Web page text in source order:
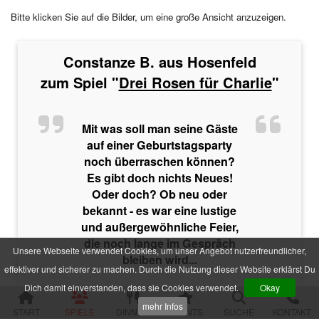
Unsere Webseite verwendet Cookies, um unser Angebot nutzerfreundlicher,
effektiver und sicherer zu machen. Durch die Nutzung dieser Website erklärst Du
Dich damit einverstanden, dass sie Cookies verwendet.
Okay
mehr Infos
START SPIELE DINNER EVENTS SUCHE KONTAKT
Die zweifelhafte Welt der Märchen
Der verfluchte Schatz der Piraten
Die Party der Intrigen
Die Legende der Sturmklinge
Das Geheimnis der Burg Wolfsklamm
Die Pracht der Vampire
Der Hanf des Verderbens
Zum Geier mit dem Mord
Die Yacht der Macht
Nachts im Salon Rouge
Des Alters fette Beute
Der Fall einer Lady
Hau den Michl
Das letzte Festmahl des Pharaos
Krimispiele für Jugendliche
Das Gift der Rivalen
Bitte klicken Sie auf die Bilder, um eine große Ansicht anzuzeigen.
Constanze B. aus Hosenfeld
zum Spiel "Drei Rosen für Charlie"
Mit was soll man seine Gäste
auf einer Geburtstagsparty
noch überraschen können?
Es gibt doch nichts Neues!
Oder doch? Ob neu oder
bekannt - es war eine lustige
und außergewöhnliche Feier,
die noch lange im Gespräch
bleiben wird...